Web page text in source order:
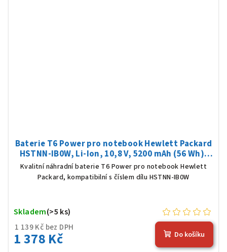
Baterie T6 Power pro notebook Hewlett Packard
HSTNN-IB0W, Li-Ion, 10,8 V, 5200 mAh (56 Wh),
černá
Kvalitní náhradní baterie T6 Power pro notebook Hewlett
Packard, kompatibilní s číslem dílu HSTNN-IB0W
1 139 Kč bez DPH
1 378 Kč
Skladem(>5 ks)
Do košíku